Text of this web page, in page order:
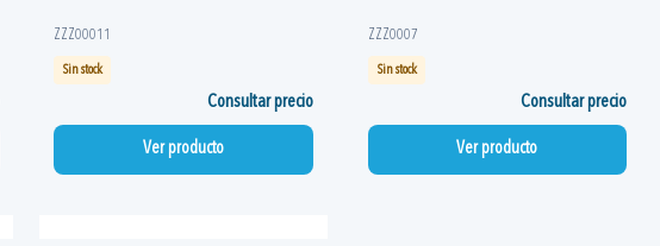
ZZZ00011
Sin stock
Consultar precio
Ver producto
ZZZ0007
Sin stock
Consultar precio
Ver producto